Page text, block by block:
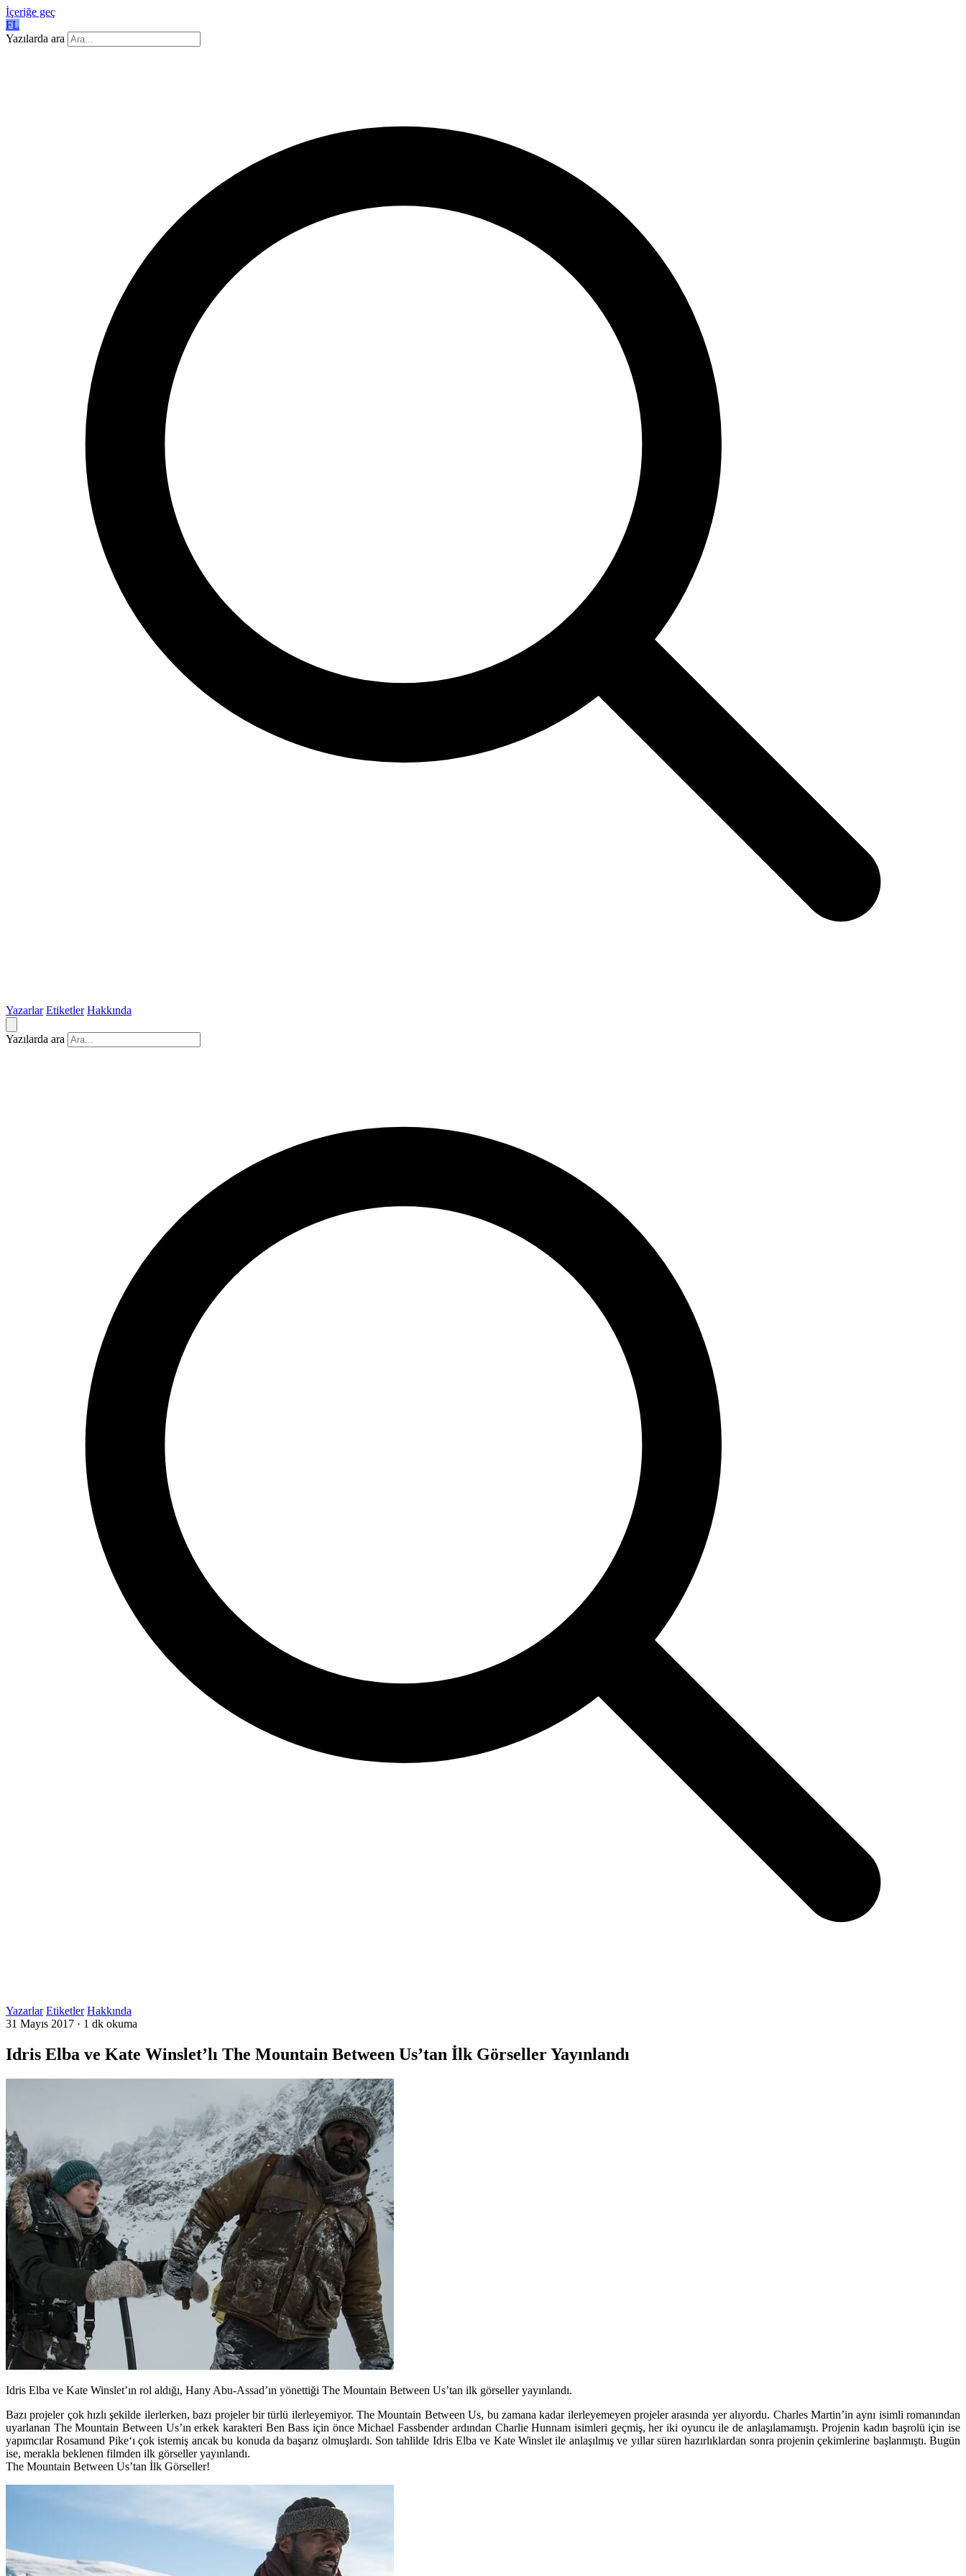
İçeriğe geç
FL
Yazılarda ara
Yazarlar Etiketler Hakkında
Yazılarda ara
Yazarlar Etiketler Hakkında
31 Mayıs 2017 · 1 dk okuma
Idris Elba ve Kate Winslet’lı The Mountain Between Us’tan İlk Görseller Yayınlandı
Idris Elba ve Kate Winslet’ın rol aldığı, Hany Abu-Assad’ın yönettiği The Mountain Between Us’tan ilk görseller yayınlandı.
Bazı projeler çok hızlı şekilde ilerlerken, bazı projeler bir türlü ilerleyemiyor.The Mountain Between Us, bu zamana kadar ilerleyemeyen projeler arasında yer alıyordu. Charles Martin’in aynı isimli romanından
uyarlanan The Mountain Between Us’ın erkek karakteri Ben Bass için önceMichael Fassbenderardından Charlie Hunnam isimleri geçmiş, her iki oyuncu ile de anlaşılamamıştı. Projenin kadın başrolü için ise
yapımcılarRosamund Pike‘ı çok istemiş ancak bu konuda da başarız olmuşlardı. Son tahlilde Idris Elba ve Kate Winslet ile anlaşılmış ve yıllar süren hazırlıklardan sonra projenin çekimlerine başlanmıştı. Bugün
ise, merakla beklenen filmden ilk görseller yayınlandı.
The Mountain Between Us’tan İlk Görseller!